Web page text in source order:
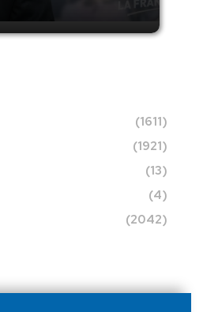
(1611)
(1921)
(13)
(4)
(2042)